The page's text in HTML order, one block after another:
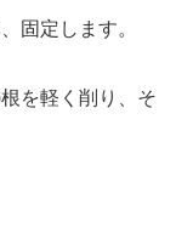
固定します。
を軽く削り、そ